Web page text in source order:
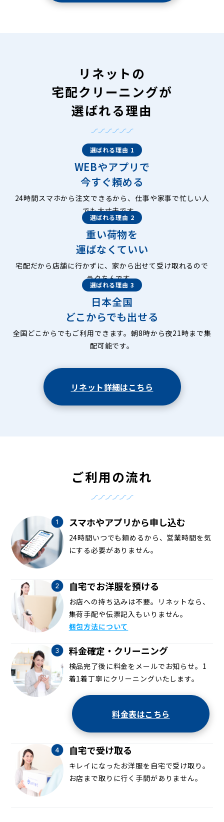
リネットの
宅配クリーニングが
選ばれる理由
選ばれる理由 1
WEBやアプリで
今すぐ頼める
24時間スマホから注文できるから、仕事や家事で忙しい人
でも大丈夫です。
選ばれる理由 2
重い荷物を
運ばなくていい
宅配だから店舗に行かずに、家から出せて受け取れるので
ラクちんです。
選ばれる理由 3
日本全国
どこからでも出せる
全国どこからでもご利用できます。朝8時から夜21時まで集
配可能です。
リネット詳細はこちら
ご利用の流れ
スマホやアプリから申し込む
24時間いつでも頼めるから、営業時間を気
にする必要がありません。
自宅でお洋服を預ける
お店への持ち込みは不要。リネットなら、
集荷手配や伝票記入もいりません。
梱包方法について
料金確定・クリーニング
検品完了後に料金をメールでお知らせ。1
着1着丁寧にクリーニングいたします。
料金表はこちら
自宅で受け取る
キレイになったお洋服を自宅で受け取り。
お店まで取りに行く手間がありません。